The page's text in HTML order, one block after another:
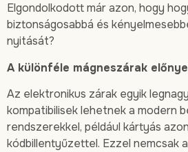
Elgondolkodott már azon, hogy
biztonságosabbá és
nyitását?
A különféle mágneszárak
Az elektronikus zárak egyik
kompatibilisek lehetnek a modern
rendszerekkel, például kártyás
kódbillentyűzettel. Ezzel nemcsak